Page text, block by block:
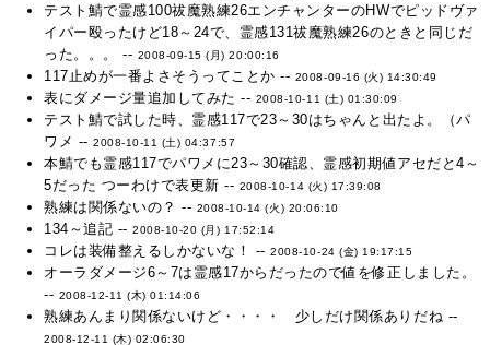
テスト鯖で霊感100祓魔熟練26エンチャンターのHWでピッドヴァ
イパー殴ったけど18～24で、霊感131祓魔熟練26のときと同じだ
った。。。 -- 2008-09-15 (月) 20:00:16
117止めが一番よさそうってことか -- 2008-09-16 (火) 14:30:49
表にダメージ量追加してみた -- 2008-10-11 (土) 01:30:09
テスト鯖で試した時、霊感117で23～30はちゃんと出たよ。（パ
ワメ --2008-10-11 (土) 04:37:57
本鯖でも霊感117でパワメに23～30確認、霊感初期値アセだと4～
5だった つーわけで表更新 -- 2008-10-14 (火) 17:39:08
熟練は関係ないの？ -- 2008-10-14 (火) 20:06:10
134～追記 --2008-10-20 (月) 17:52:14
コレは装備整えるしかないな！ --2008-10-24 (金) 19:17:15
オーラダメージ6～7は霊感17からだったので値を修正しました。
-- 2008-12-11 (木) 01:14:06
熟練あんまり関係ないけど・・・・ 少しだけ関係ありだね --
2008-12-11 (木) 02:06:30